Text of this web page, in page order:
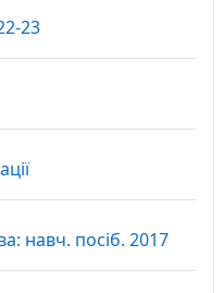
23
навч. посіб. 2017URL